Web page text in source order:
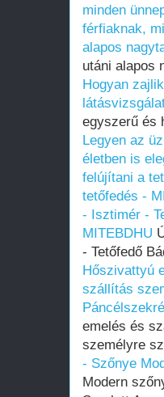
minden
férfiaknak,
alapos
utáni alapos
Hogyan
egyszerű és
Legyen az
életben is
felújítani a
tetőfedés -
- Isztimér -
MITEBDHU
- Tetőfedő
Hőszivattyú
szállítás
emelés és
személyre
- Szőnye
Modern